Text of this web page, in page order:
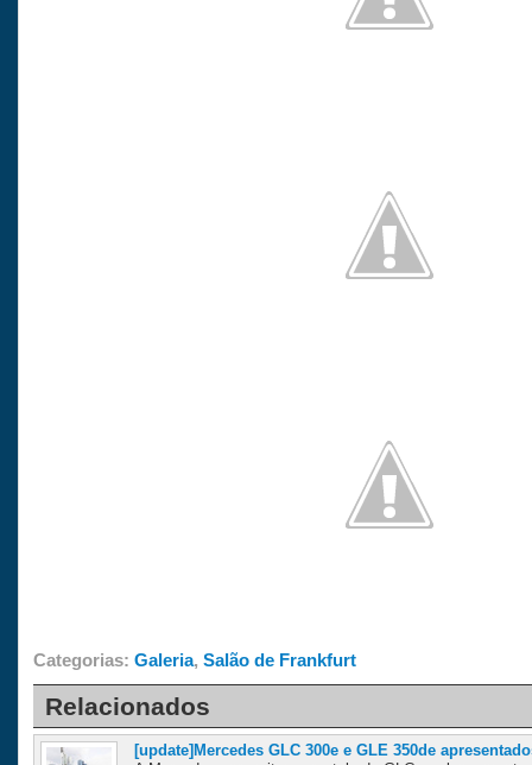
Categorias: Galeria, Salão de Frankfurt
Relacionados
[update]Mercedes GLC 300e e GLE 350de